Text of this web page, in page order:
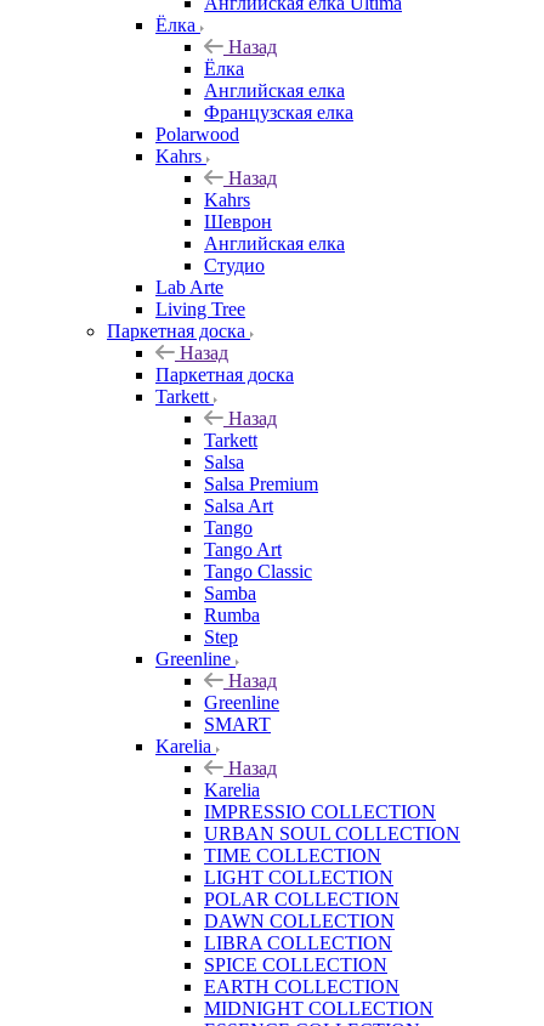
Ёлка
Назад
Ёлка
Английская елка
Французская елка
Polarwood
Kahrs
Назад
Kahrs
Шеврон
Английская елка
Студио
Lab Arte
Living Tree
Паркетная доска
Назад
Паркетная доска
Tarkett
Назад
Tarkett
Salsa
Salsa Premium
Salsa Art
Tango
Tango Art
Tango Classic
Samba
Rumba
Step
Greenline
Назад
Greenline
SMART
Karelia
Назад
Karelia
IMPRESSIO COLLECTION
URBAN SOUL COLLECTION
TIME COLLECTION
LIGHT COLLECTION
POLAR COLLECTION
DAWN COLLECTION
LIBRA COLLECTION
SPICE COLLECTION
EARTH COLLECTION
MIDNIGHT COLLECTION